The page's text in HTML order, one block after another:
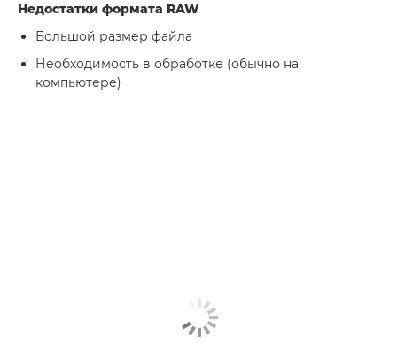
Недостатки формата RAW
Большой размер файла
Необходимость в обработке (обычно на
компьютере)